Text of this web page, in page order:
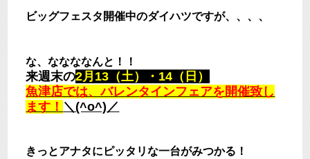
ビッグフェスタ開催中のダイハツですが、、、、
な、ななななんと！！
来週末の2月13（土）・14（日）
魚津店では、バレンタインフェアを開催致し
ます！ ＼(^o^)／
きっとアナタにピッタリな一台がみつかる！